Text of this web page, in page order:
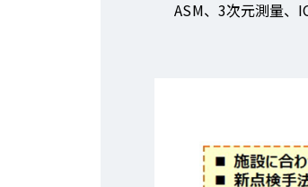
ASM、3次元測量、